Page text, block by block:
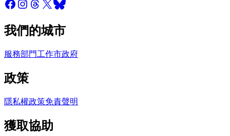
我們的城市
服務部門工作市政府
政策
隱私權政策免責聲明
獲取協助